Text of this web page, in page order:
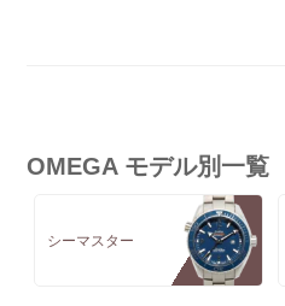
OMEGA モデル別一覧
シーマスター